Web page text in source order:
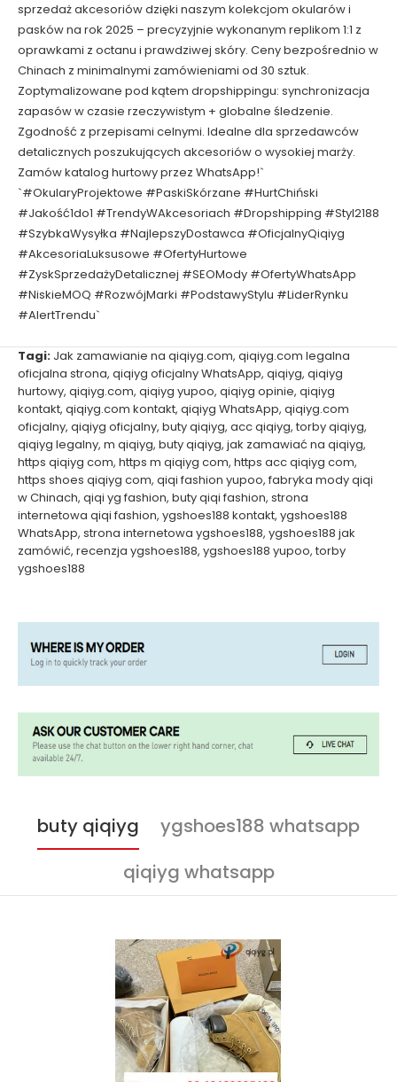
sprzedaż akcesoriów dzięki naszym kolekcjom okularów i
pasków na rok 2025 – precyzyjnie wykonanym replikom 1:1 z
oprawkami z octanu i prawdziwej skóry. Ceny bezpośrednio w
Chinach z minimalnymi zamówieniami od 30 sztuk.
Zoptymalizowane pod kątem dropshippingu: synchronizacja
zapasów w czasie rzeczywistym + globalne śledzenie.
Zgodność z przepisami celnymi. Idealne dla sprzedawców
detalicznych poszukujących akcesoriów o wysokiej marży.
Zamów katalog hurtowy przez WhatsApp!`
`#OkularyProjektowe #PaskiSkórzane #HurtChiński
#Jakość1do1 #TrendyWAkcesoriach #Dropshipping #Styl2188
#SzybkaWysyłka #NajlepszyDostawca #OficjalnyQiqiyg
#AkcesoriaLuksusowe #OfertyHurtowe
#ZyskSprzedażyDetalicznej #SEOMody #OfertyWhatsApp
#NiskieMOQ #RozwójMarki #PodstawyStylu #LiderRynku
#AlertTrendu`
Tagi: Jak zamawianie na qiqiyg.com, qiqiyg.com legalna
oficjalna strona, qiqiyg oficjalny WhatsApp, qiqiyg, qiqiyg
hurtowy, qiqiyg.com, qiqiyg yupoo, qiqiyg opinie, qiqiyg
kontakt, qiqiyg.com kontakt, qiqiyg WhatsApp, qiqiyg.com
oficjalny, qiqiyg oficjalny, buty qiqiyg, acc qiqiyg, torby qiqiyg,
qiqiyg legalny, m qiqiyg, buty qiqiyg, jak zamawiać na qiqiyg,
https qiqiyg com, https m qiqiyg com, https acc qiqiyg com,
https shoes qiqiyg com, qiqi fashion yupoo, fabryka mody qiqi
w Chinach, qiqi yg fashion, buty qiqi fashion, strona
internetowa qiqi fashion, ygshoes188 kontakt, ygshoes188
WhatsApp, strona internetowa ygshoes188, ygshoes188 jak
zamówić, recenzja ygshoes188, ygshoes188 yupoo, torby
ygshoes188
buty qiqiyg
ygshoes188 whatsapp
qiqiyg whatsapp